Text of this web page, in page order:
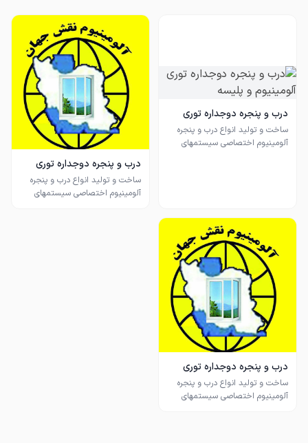
درب و پنجره دوجداره توری
آلومینیوم و پلیسه
ساخت و تولید انواع درب و پنجره
آلومینیوم اختصاصی سیستمهای
طرح ویژه تابستانی مخصوص انواع
توریهای پشه بند و طرح تعویض درب
و پنجره آلومینیوم دوجداره با انواع
درب و پنجره های فلزی و آلومینیومی
قدیمی بدون تخریب به صورت
اقساطی سه تا شش ماه
درب و پنجره دوجداره توری
آلومینیوم و پلیسه
ساخت و تولید انواع درب و پنجره
آلومینیوم اختصاصی سیستمهای
درب و پنجره دوجداره توری
آلومینیوم و پلیسه
ساخت و تولید انواع درب و پنجره
آلومینیوم اختصاصی سیستمهای